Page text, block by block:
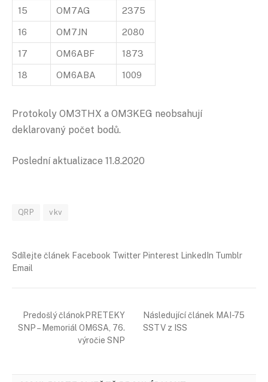
15 OM7AG 2375
16 OM7JN 2080
17 OM6ABF 1873
18 OM6ABA 1009
Protokoly OM3THX a OM3KEG neobsahují
deklarovaný počet bodů.
Poslední aktualizace 11.8.2020
QRP vkv
Sdílejte článek Facebook Twitter Pinterest LinkedIn Tumblr
Email
Predošlý článokPRETEKY
SNP – Memoriál OM6SA, 76.
výročie SNP
Následující článek MAI-75
SSTV z ISS